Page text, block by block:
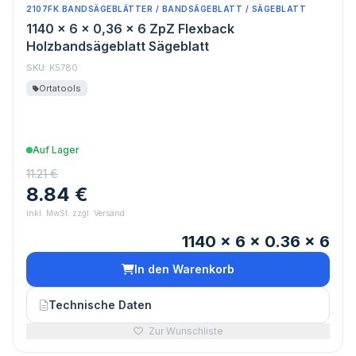
2107FK BANDSÄGEBLÄTTER / BANDSÄGEBLATT / SÄGEBLATT
1140 x 6 x 0,36 x 6 ZpZ Flexback
Holzbandsägeblatt Sägeblatt
SKU: K5780
Ortatools
Auf Lager
11.21 €
8.84 €
inkl. MwSt. zzgl. Versand
1140 x 6 x 0.36 x 6
In den Warenkorb
Technische Daten
Zur Wunschliste